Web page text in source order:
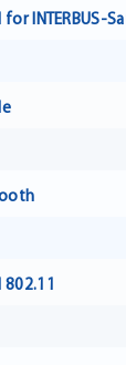
INTERBUS-
802.11